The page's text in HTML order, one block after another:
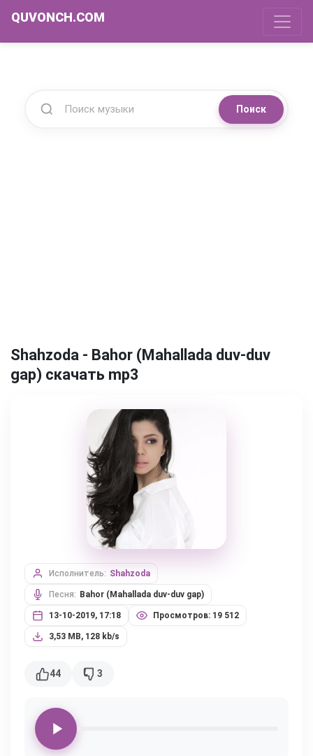
QUVONCH.COM
Поиск
Shahzoda - Bahor (Mahallada duv-duv
gap) скачать mp3
Исполнитель: Shahzoda
Песня: Bahor (Mahallada duv-duv gap)
13-10-2019, 17:18 Просмотров: 19 512
3,53 MB, 128 kb/s
44 3